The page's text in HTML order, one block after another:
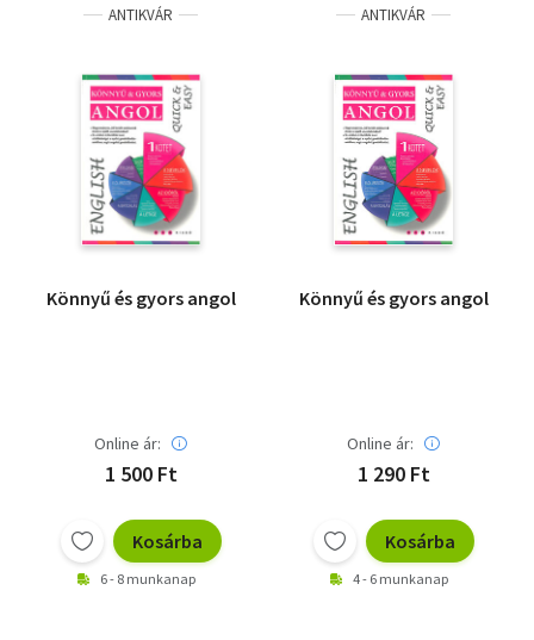
ANTIKVÁR
Könnyű és gyors angol
Online ár:
1 500 Ft
Kosárba
6 - 8 munkanap
ANTIKVÁR
Könnyű és gyors angol
Online ár:
1 290 Ft
Kosárba
4 - 6 munkanap